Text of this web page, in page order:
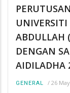
ABDULLAH
DENGAN
AIDILADHA
GENERAL / 26